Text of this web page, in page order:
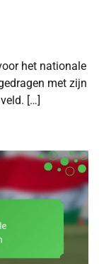
het nationale
met zijn
[…]